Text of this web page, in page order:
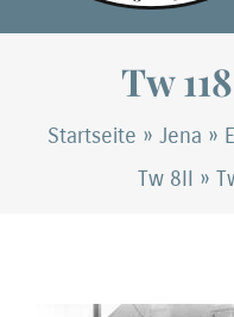
Tw
Startseite » Jena »
Tw 8II »